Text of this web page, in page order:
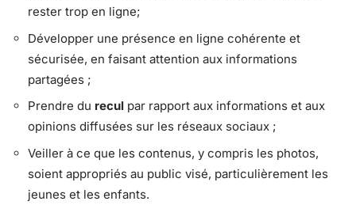
rester trop en ligne;
Développer une présence en ligne cohérente et
sécurisée, en faisant attention aux informations
partagées ;
Prendre du recul par rapport aux informations et aux
opinions diffusées sur les réseaux sociaux ;
Veiller à ce que les contenus, y compris les photos,
soient appropriés au public visé, particulièrement les
jeunes et les enfants.